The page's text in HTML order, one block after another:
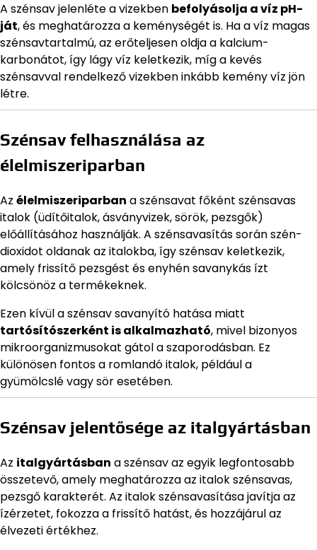
A szénsav jelenléte a vizekben befolyásolja a víz pH-
ját, és meghatározza a keménységét is. Ha a víz magas
szénsavtartalmú, az erőteljesen oldja a kalcium-
karbonátot, így lágy víz keletkezik, míg a kevés
szénsavval rendelkező vizekben inkább kemény víz jön
létre.
Szénsav felhasználása az
élelmiszeriparban
Az élelmiszeriparban a szénsavat főként szénsavas
italok (üdítőitalok, ásványvizek, sörök, pezsgők)
előállításához használják. A szénsavasítás során szén-
dioxidot oldanak az italokba, így szénsav keletkezik,
amely frissítő pezsgést és enyhén savanykás ízt
kölcsönöz a termékeknek.
Ezen kívül a szénsav savanyító hatása miatt
tartósítószerként is alkalmazható, mivel bizonyos
mikroorganizmusokat gátol a szaporodásban. Ez
különösen fontos a romlandó italok, például a
gyümölcslé vagy sör esetében.
Szénsav jelentősége az italgyártásban
Az italgyártásban a szénsav az egyik legfontosabb
összetevő, amely meghatározza az italok szénsavas,
pezsgő karakterét. Az italok szénsavasítása javítja az
ízérzetet, fokozza a frissítő hatást, és hozzájárul az
élvezeti értékhez.